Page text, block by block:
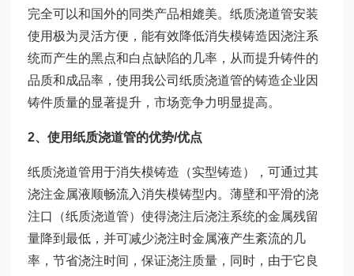
完全可以和国外的同类产品相媲美。纸质浇道管安装
使用极为灵活方便，能有效降低消失模铸造因浇注系
统而产生的黑点和白点缺陷的几率，从而提升铸件的
品质和成品率，使用我公司纸质浇道管的铸造企业因
铸件质量的显著提升，市场竞争力明显提高。
2、使用纸质浇道管的优势/优点
纸质浇道管用于消失模铸造（实型铸造），可通过其
浇注金属液顺畅流入消失模铸型内。薄壁和平滑的浇
注口（纸质浇道管）使得浇注后浇注系统的金属残留
量降到最低，并可减少浇注时金属液产生紊流的几
率，节省浇注时间，保证浇注质量，同时，由于它良